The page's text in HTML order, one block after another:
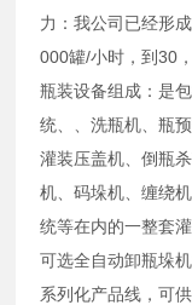
力：我公司已经形
000罐/小时，到30
瓶装设备组成：是
统、、洗瓶机、瓶
灌装压盖机、倒瓶
机、码垛机、缠绕
统等在内的一整套
可选全自动卸瓶垛
系列化产品线，可